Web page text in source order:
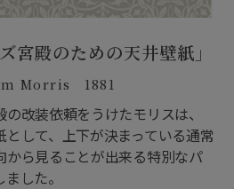
宮殿のための天井壁紙」
Morris 1881
改装依頼をうけたモリスは、
して、上下が決まっている通常
から見ることが出来る特別なパ
した。